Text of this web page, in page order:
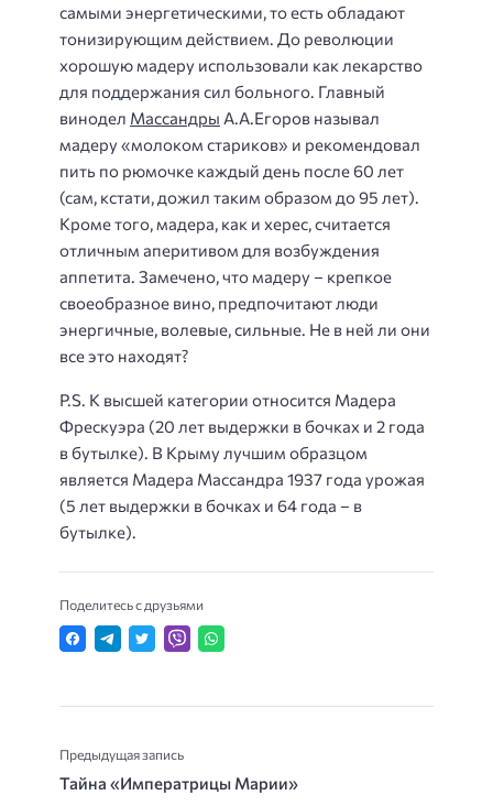
самыми энергетическими, то есть обладают
тонизирующим действием. До революции
хорошую мадеру использовали как лекарство
для поддержания сил больного. Главный
винодел Массандры А.А.Егоров называл
мадеру «молоком стариков» и рекомендовал
пить по рюмочке каждый день после 60 лет
(сам, кстати, дожил таким образом до 95 лет).
Кроме того, мадера, как и херес, считается
отличным аперитивом для возбуждения
аппетита. Замечено, что мадеру – крепкое
своеобразное вино, предпочитают люди
энергичные, волевые, сильные. Не в ней ли они
все это находят?
P.S. К высшей категории относится Мадера
Фрескуэра (20 лет выдержки в бочках и 2 года
в бутылке). В Крыму лучшим образцом
является Мадера Массандра 1937 года урожая
(5 лет выдержки в бочках и 64 года – в
бутылке).
Поделитесь с друзьями
Предыдущая запись
Тайна «Императрицы Марии»